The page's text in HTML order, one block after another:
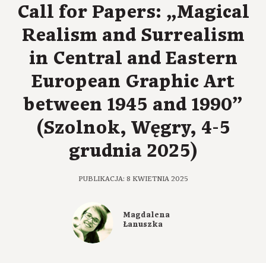
Call for Papers: „Magical
Realism and Surrealism
in Central and Eastern
European Graphic Art
between 1945 and 1990”
(Szolnok, Węgry, 4-5
grudnia 2025)
PUBLIKACJA: 8 KWIETNIA 2025
Magdalena
Łanuszka